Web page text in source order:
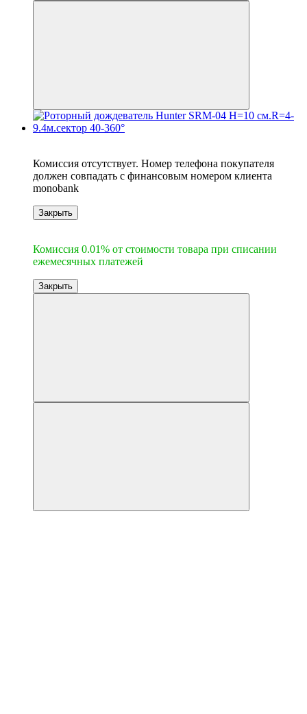
Комиссия отсутствует. Номер телефона покупателя
должен совпадать с финансовым номером клиента
monobank
Закрыть
Комиссия 0.01% от стоимости товара при списании
ежемесячных платежей
Закрыть